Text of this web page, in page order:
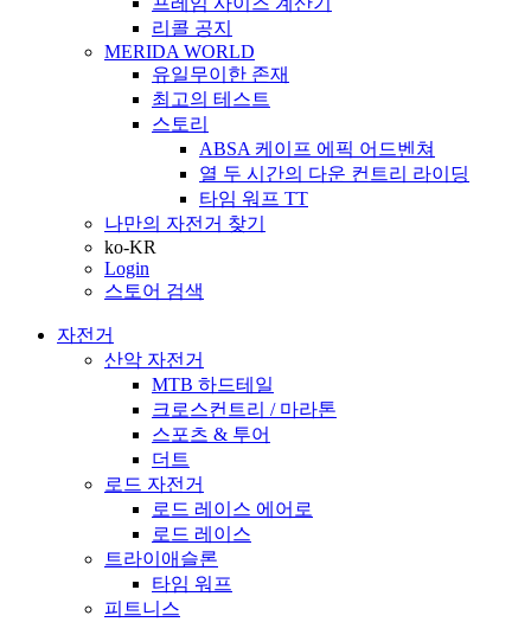
리콜 공지
MERIDA WORLD
유일무이한 존재
최고의 테스트
스토리
ABSA 케이프 에픽 어드벤쳐
열 두 시간의 다운 컨트리 라이딩
타임 워프 TT
나만의 자전거 찾기
ko-KR
Login
스토어 검색
자전거
산악 자전거
MTB 하드테일
크로스컨트리 / 마라톤
스포츠 & 투어
더트
로드 자전거
로드 레이스 에어로
로드 레이스
트라이애슬론
타임 워프
피트니스